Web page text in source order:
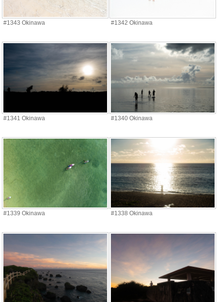
#1343 Okinawa #1342 Okinawa
#1341 Okinawa #1340 Okinawa
#1339 Okinawa #1338 Okinawa